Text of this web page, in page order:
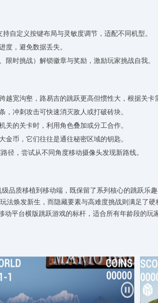
自定义按键布局与灵敏度调节，适配不同机型。
度，避免数据丢失。
时挑战）解锁徽章与奖励，激励玩家挑战自我。
越宽沟壑，路易吉的跳跃更高但惯性大，根据关卡
冲刺攻击可快速消灭敌人或打破砖块。
的关卡时，利用角色叠加或分工合作。
币，它们往往是通往秘密区域的钥匙。
径，尝试从不同角度移动摄像头发现新路线。
级品质移植到移动端，既保留了系列核心的跳跃乐
法焕发新生，而隐藏要素与高难度挑战则满足了
平台横版跳跃游戏的标杆，适合所有年龄段的玩